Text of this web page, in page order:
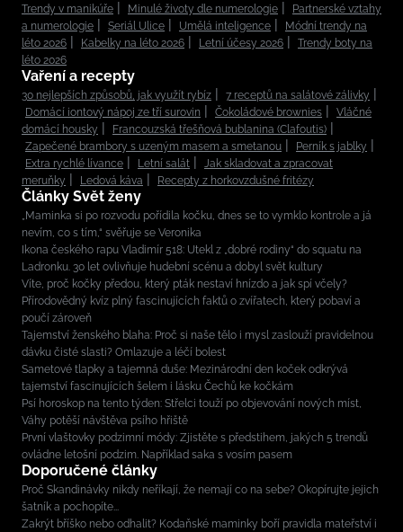
Trendy v manikúře Minulé životy dle numerologie
Partnerské vztahy
a numerologie
Seriál Ulice Umělá inteligence
Módní trendy na
léto 2026
Kabelky na léto 2026 Letní účesy 2026
Trendy boty na
léto 2026
Vaření a recepty
30 nejlepších způsobů, jak využít rybíz
7 receptů na salátové zálivky
Domácí iontový nápoj ze tří surovin
Čokoládové brownies
Vláčné
domácí housky
Francouzská třešňová bublanina (Clafoutis)
Zapečené brambory s uzeným masem a smetanou
Perník s jablky
Extra rychlé lívance
Letní salát
Jak skladovat a zpracovat
meruňky
Ledová káva Recepty z horkovzdušné fritézy
Články Svět ženy
„Maminka si po rozvodu pořídila kočku, dnes se to vymklo kontrole a já
nevím, co s tím,“ svěřuje se Veronika
Ikona českého rapu Vladimír 518: Utekl z „dobré rodiny“ do squatu na
Ladronku. 30 let ovlivňuje hudební scénu a dobyl svět kultury
Víte, proč kočky předou, který pták nestaví hnízdo a jak spí včely?
Přírodovědný kvíz plný fascinujících faktů o zvířatech, který pobaví a
poučí zároveň
Tajemství ženského blaha: Proč si naše tělo i mysl zaslouží pravidelnou
dávku čisté slasti? Omlazuje a léčí bolest
Sametové tlapky a tajemná duše: Mezinárodní den koček odkrývá
tajemství fascinujících šelem i lásku Čechů ke kočkám
Psí horoskop na tento týden: Střelci touží po objevování nových míst,
Váhy potěší návštěva psího hřiště
První vlaštovky podzimní módy: Zjistěte s předstihem, jakých 5 trendů
ovládne letošní podzim. Například saka s vosím pasem
Doporučené články
Proč Skandinávky nikdy neříkají, že nemají co na sebe? Okopírujte jejich
šatník a pochopíte...
Zakrýt bříško nebo odhalit? Kodaňské maminky boří pravidla mateřství i